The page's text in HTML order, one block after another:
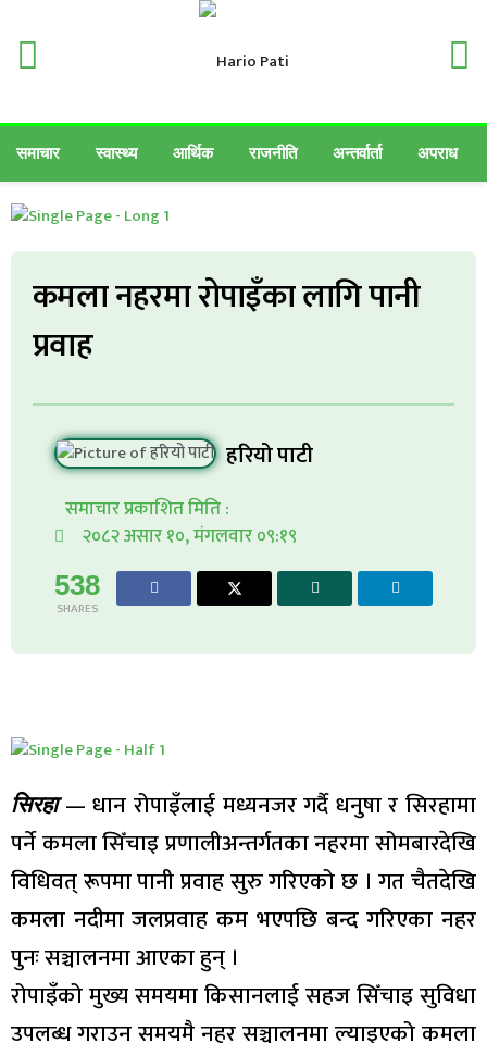
समाचार स्वास्थ्य आर्थिक राजनीति अन्तर्वार्ता अपराध
कमला नहरमा रोपाइँका लागि पानी
प्रवाह
हरियो पाटी
समाचार प्रकाशित मिति :
२०८२ असार १०, मंगलवार ०९:१९
538
SHARES
सिरहा— धान रोपाइँलाई मध्यनजर गर्दै धनुषा र सिरहामा
पर्ने कमला सिँचाइ प्रणालीअन्तर्गतका नहरमा सोमबारदेखि
विधिवत् रूपमा पानी प्रवाह सुरु गरिएको छ । गत चैतदेखि
कमला नदीमा जलप्रवाह कम भएपछि बन्द गरिएका नहर
पुनः सञ्चालनमा आएका हुन् ।
रोपाइँको मुख्य समयमा किसानलाई सहज सिँचाइ सुविधा
उपलब्ध गराउन समयमै नहर सञ्चालनमा ल्याइएको कमला